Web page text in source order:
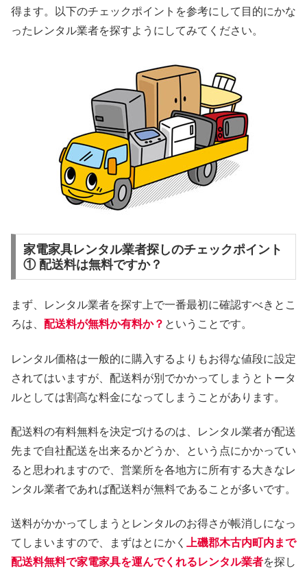
得ます。以下のチェックポイントを参考にして目的にかな
ったレンタル業者を探すようにしてみてください。
家電家具レンタル業者探しのチェックポイント
① 配送料は無料ですか？
まず、レンタル業者を探す上で一番最初に確認すべきとこ
ろは、 配送料が無料か有料か？ ということです。
レンタル価格は一般的に購入するよりもお得な値段に設定
されてはいますが、配送料が別でかかってしまうとトータ
ルとしては割高な料金になってしまうことがあります。
配送料の有料無料を決定づけるのは、レンタル業者が配送
先まで自社配送を出来るかどうか、という点にかかってい
ると思われますので、営業所を各地方に所有する大きなレ
ンタル業者であれば配送料が無料であることが多いです。
送料がかかってしまうとレンタルのお得さが帳消しになっ
てしまいますので、まずはとにかく
上磯郡木古内町内まで
配送料無料で家電家具を運んでくれるレンタル業者を探し